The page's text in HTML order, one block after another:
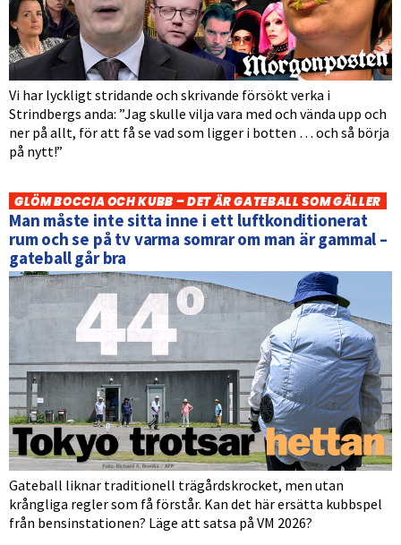
Vi har lyckligt stridande och skrivande försökt verka i
Strindbergs anda: ”Jag skulle vilja vara med och vända upp och
ner på allt, för att få se vad som ligger i botten … och så börja
på nytt!”
GLÖM BOCCIA OCH KUBB – DET ÄR GATEBALL SOM GÄLLER
Man måste inte sitta inne i ett luftkonditionerat
rum och se på tv varma somrar om man är gammal –
gateball går bra
Gateball liknar traditionell trägårdskrocket, men utan
krångliga regler som få förstår. Kan det här ersätta kubbspel
från bensinstationen? Läge att satsa på VM 2026?